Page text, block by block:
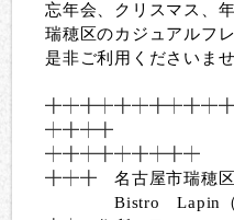
忘年会、クリスマス、
瑞穂区のカジュアルフ
是非ご利用くださいま
╋
┿╋┿╋
┿╋┿╋┿╋┿╋┿
╋┿╋名古屋市瑞穂
Bistro Lapin（ビ